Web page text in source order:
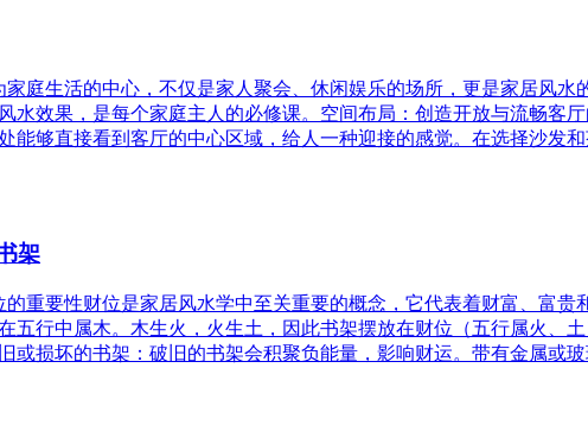
庭生活的中心，不仅是家人聚会、休闲娱乐的场所，更是家居风
水效果，是每个家庭主人的必修课。空间布局：创造开放与流畅客
能够直接看到客厅的中心区域，给人一种迎接的感觉。在选择沙发
架
重要性财位是家居风水学中至关重要的概念，它代表着财富、富贵
五行中属木。木生火，火生土，因此书架摆放在财位（五行属火、
损坏的书架：破旧的书架会积聚负能量，影响财运。带有金属或玻